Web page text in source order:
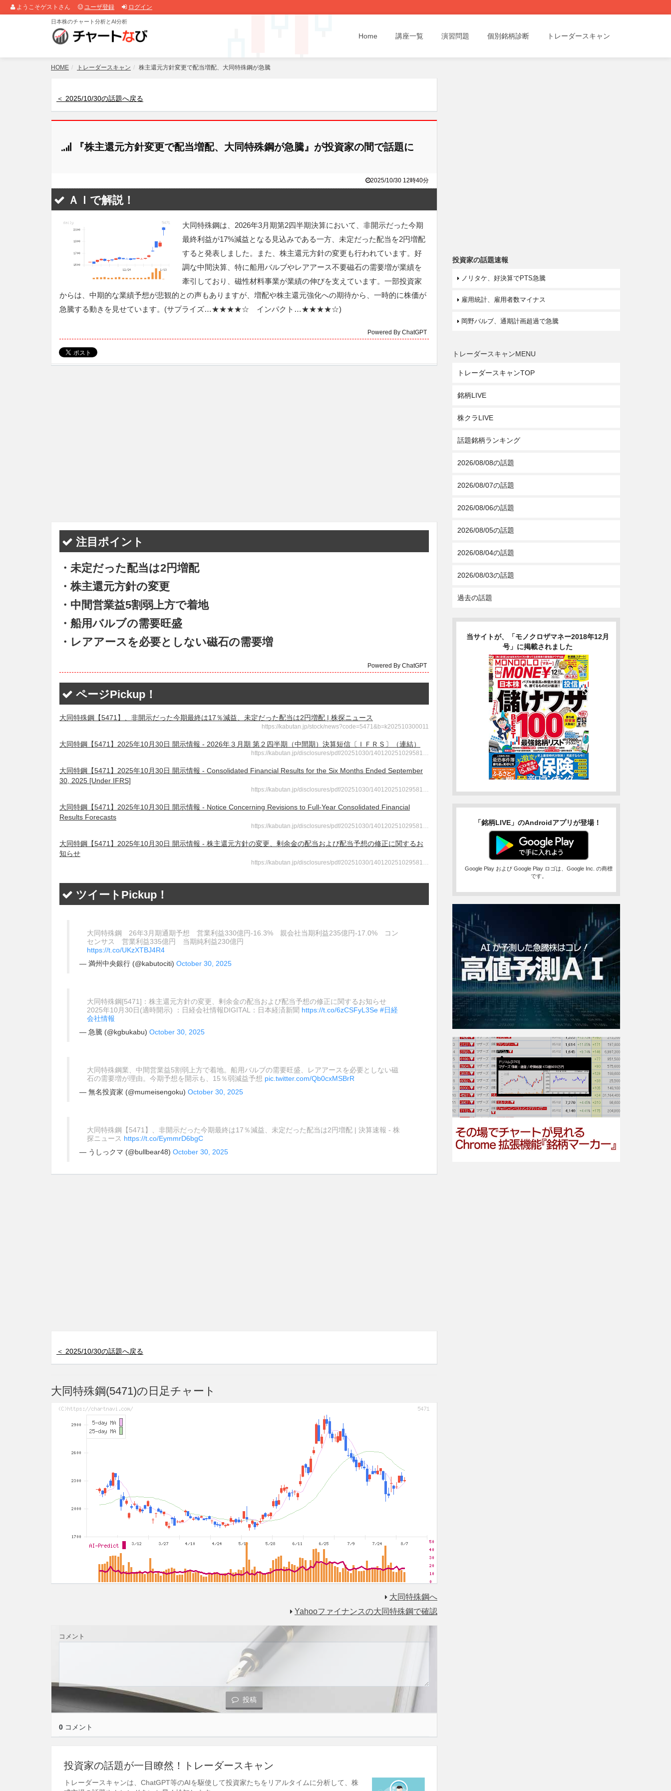
ようこそゲストさん ユーザ登録 ログイン
日本株のチャート分析とAI分析
Home 講座一覧 演習問題 個別銘柄診断 トレーダースキャン
HOME トレーダースキャン 株主還元方針変更で配当増配、大同特殊鋼が急騰
＜ 2025/10/30の話題へ戻る
『株主還元方針変更で配当増配、大同特殊鋼が急騰』が投資家の間で話題に
2025/10/30 12時40分
ＡＩで解説！
大同特殊鋼は、2026年3月期第2四半期決算において、非開示だった今期
最終利益が17%減益となる見込みである一方、未定だった配当を2円増配
すると発表しました。また、株主還元方針の変更も行われています。好
調な中間決算、特に船用バルブやレアアース不要磁石の需要増が業績を
牽引しており、磁性材料事業が業績の伸びを支えています。一部投資家
からは、中期的な業績予想が悲観的との声もありますが、増配や株主還元強化への期待から、一時的に株価が
急騰する動きを見せています。(サプライズ…★★★★☆ インパクト…★★★★☆)
Powered By ChatGPT
注目ポイント
・未定だった配当は2円増配
・株主還元方針の変更
・中間営業益5割弱上方で着地
・船用バルブの需要旺盛
・レアアースを必要としない磁石の需要増
Powered By ChatGPT
ページPickup！
大同特殊鋼【5471】、非開示だった今期最終は17％減益、未定だった配当は2円増配 | 株探ニュース
https://kabutan.jp/stock/news?code=5471&b=k202510300011
大同特鋼【5471】2025年10月30日 開示情報 - 2026年３月期 第２四半期（中間期）決算短信〔ＩＦＲＳ〕（連結）
https://kabutan.jp/disclosures/pdf/20251030/140120251029581…
大同特鋼【5471】2025年10月30日 開示情報 - Consolidated Financial Results for the Six Months Ended September
30, 2025 [Under IFRS]
https://kabutan.jp/disclosures/pdf/20251030/140120251029581…
大同特鋼【5471】2025年10月30日 開示情報 - Notice Concerning Revisions to Full-Year Consolidated Financial
Results Forecasts
https://kabutan.jp/disclosures/pdf/20251030/140120251029581…
大同特鋼【5471】2025年10月30日 開示情報 - 株主還元方針の変更、剰余金の配当および配当予想の修正に関するお
知らせ
https://kabutan.jp/disclosures/pdf/20251030/140120251029581…
ツイートPickup！
大同特殊鋼 26年3月期通期予想 営業利益330億円-16.3% 親会社当期利益235億円-17.0% コン
センサス 営業利益335億円 当期純利益230億円
https://t.co/UKzXTBJ4R4
— 満州中央銀行 (@kabutociti) October 30, 2025
大同特殊鋼[5471]：株主還元方針の変更、剰余金の配当および配当予想の修正に関するお知らせ
2025年10月30日(適時開示) ：日経会社情報DIGITAL：日本経済新聞 https://t.co/6zCSFyL3Se #日経
会社情報
— 急騰 (@kgbukabu) October 30, 2025
大同特殊鋼業、中間営業益5割弱上方で着地。船用バルブの需要旺盛、レアアースを必要としない磁
石の需要増が理由。今期予想を開示も、15％弱減益予想 pic.twitter.com/Qb0cxMSBrR
— 無名投資家 (@mumeisengoku) October 30, 2025
大同特殊鋼【5471】、非開示だった今期最終は17％減益、未定だった配当は2円増配 | 決算速報 - 株
探ニュース https://t.co/EymmrD6bgC
— うしっクマ️ (@bullbear48) October 30, 2025
＜ 2025/10/30の話題へ戻る
大同特殊鋼(5471)の日足チャート
大同特殊鋼へ
Yahooファイナンスの大同特殊鋼で確認
コメント
投稿
0 コメント
投資家の話題が一目瞭然！トレーダースキャン
トレーダースキャンは、ChatGPT等のAIを駆使して投資家たちをリアルタイムに分析して、株
投資家の話題速報
ノリタケ、好決算でPTS急騰
雇用統計、雇用者数マイナス
岡野バルブ、通期計画超過で急騰
トレーダースキャンMENU
トレーダースキャンTOP
銘柄LIVE
株クラLIVE
話題銘柄ランキング
2026/08/08の話題
2026/08/07の話題
2026/08/06の話題
2026/08/05の話題
2026/08/04の話題
2026/08/03の話題
過去の話題
当サイトが、「モノクロザマネー2018年12月
号」に掲載されました
「銘柄LIVE」のAndroidアプリが登場！
Google Play および Google Play ロゴは、Google Inc. の商標
です。